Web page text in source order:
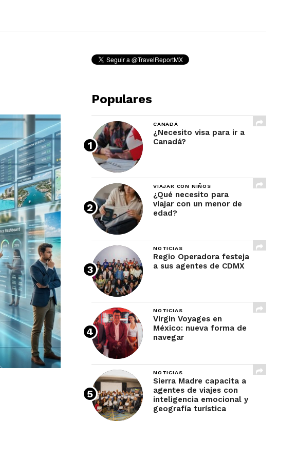
Populares
CANADÁ
¿Necesito visa para ir a
Canadá?
VIAJAR CON NIÑOS
¿Qué necesito para
viajar con un menor de
edad?
NOTICIAS
Regio Operadora festeja
a sus agentes de CDMX
NOTICIAS
Virgin Voyages en
México: nueva forma de
navegar
NOTICIAS
Sierra Madre capacita a
agentes de viajes con
inteligencia emocional y
geografía turística